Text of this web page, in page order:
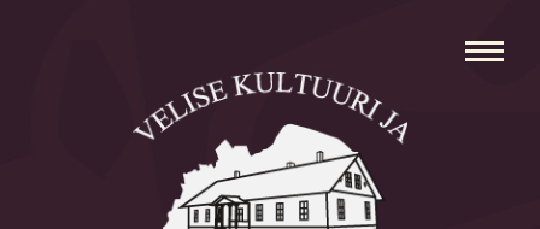
Avaleht
Aleksei Parnabas